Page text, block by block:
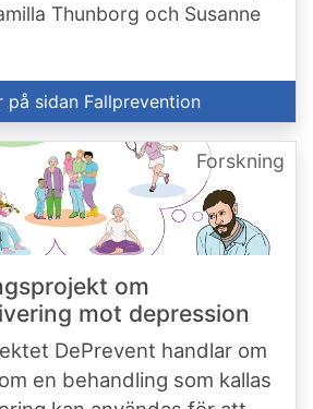
Thunborg och Susanne
på sidan Fallprevention
Forskning
om
mot depression
DePrevent handlar om
en behandling som kallas